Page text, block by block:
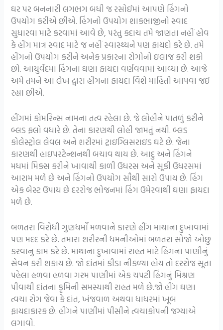
ઘર પર બનનારી લગભગ બધી જ રસોઈમાં આપણે હિંગનો
ઉપયોગ કરીએ છીએ. હિંગનો ઉપયોગ શાકભાજીનો સ્વાદ
સુધારવા માટે કરવામાં આવે છે, પરંતુ કદાચ તમે જાણતા નહીં હોવ
કે હીંગ માત્ર સ્વાદ માટે જ નહીં સ્વાસ્થ્યને પણ ફાયદો કરે છે. તમે
હીંગનો ઉપયોગ કરીને અનેક પ્રકારના રોગોનો ઇલાજ કરી શકો
છો. આયુર્વેદમાં હિંગના ઘણા ફાયદા વર્ણવવામાં આવ્યા છે. આજે
અમે તમને આ લેખ દ્વારા હીંગના ફાયદા વિશે માહિતી આપવા જઈ
રહ્યા છીએ.
હીંગમાં કોમરિન્સ નામના તત્વ રહેલા છે. જે લોહીને પાતળું કરીને
બ્લડ ફ્લો વધારે છે. તેના કારણથી લોહી જામતું નથી. બ્લડ
કોલેસ્ટ્રોલ લેવલ અને શરીરમાં ટ્રાઇગ્લિસરાઇડ ઘટે છે. જેના
કારણથી હાઇપરટેન્શનથી બચાવ થાય છે. આદુ અને હિંગને
મધમાં મિક્સ કરીને ખાવાથી કાળી ઉધરસ અને સૂકી ઉધરસમાં
આરામ મળે છે અને હિંગનો ઉપયોગ સૌથી સારો ઉપાય છે. હિંગ
એક બેસ્ટ ઉપાય છે દરરોજ ભોજનમાં હિંગ ઉમેરવાથી ઘણા ફાયદા
મળે છે.
બળતરા વિરોધી ગુણધર્મો મળવાને કારણે હીંગ માથાના દુખાવામાં
પણ મદદ કરે છે. તમારા શરીરની ધમનીઓમાં બળતરા સોજો ઓછુ
કરવાનુ કામ કરે છે. માથાના દુખાવામાં રાહત માટે હિંગના પાણીનું
સેવન કરી શકાય છે. જો દાંતમાં કીડા નીકળ્યા હોય તો દરરોજ સૂતા
પહેલા હળવા હળવા ગરમ પાણીમાં એક ચપટી હિંગનું મિશ્રણ
પીવાથી દાંતના કૃમિની સમસ્યાથી રાહત મળે છે.જો હીંગ ઘણા
ત્વચા રોગ જેવા કે દાંત, ખંજવાળ અથવા ધાધરમાં ખૂબ
ફાયદાકારક છે. હીંગને પાણીમાં પીસીને ત્વચાકોપની જગ્યાએ
લગાવો.